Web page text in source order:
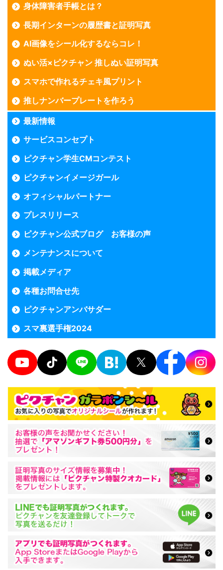
身体障害者手帳とは？
長期インターンの履歴書と証明写真
AI画像をシール化するならコレ！
ぬい活×ピクチャン 推しぬい証明写真
スマホで作れるチェキ風プリント
推しナンバープレートを作ろう
最新情報
サービスコンセプト
ピクチャン学生CMコンテスト
ピクチャンイメージガール
オフィシャルパートナー
プレスリリース
ピクチャン公式ブログ お客様の声
メンテナンスについて
掲載メディア
各種お問合せ先
ピクチャンアンバサダー
スマ裏選手権2024